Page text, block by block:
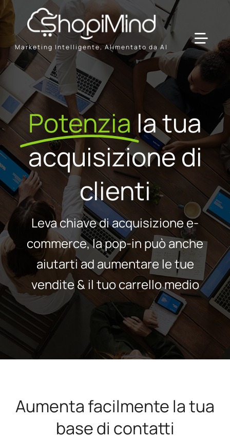
Skip
to
content
Marketing Intelligente, Alimentato da AI
Solution
Resources & Partners
Offerte
Potenzia la tua
acquisizione di
clienti
Leva chiave di acquisizione e-
commerce, la pop-in può anche
aiutarti ad aumentare le tue
vendite & il tuo carrello medio
Aumenta facilmente la tua
base di contatti